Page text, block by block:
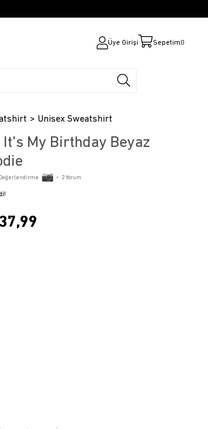
Üye Girişi Sepetim0
Unisex Sweatshirt
It's My Birthday Beyaz
• 2Yorum